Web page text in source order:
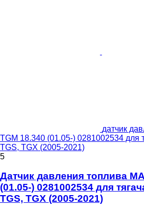
датчик
TGM 18.340 (01.05-) 0281002534 для
TGS, TGX (2005-2021)
5
Датчик давления топлива
(01.05-) 0281002534 для
TGS, TGX (2005-2021)